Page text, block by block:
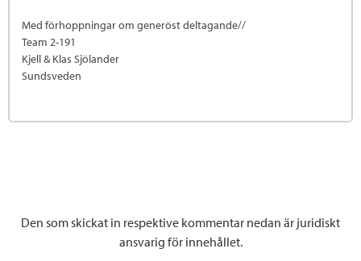
Med förhoppningar om generöst deltagande//
Team 2-191
Kjell & Klas Sjölander
Sundsveden
Den som skickat in respektive kommentar nedan är juridiskt
ansvarig för innehållet.